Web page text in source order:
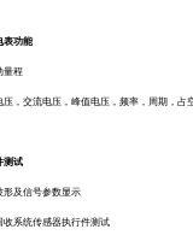
表功能
量程
压，交流电压，峰值电压，频率，周期，占
测试
形及信号参数显示
收系统传感器执行件测试